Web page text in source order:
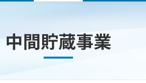
中間貯蔵事業